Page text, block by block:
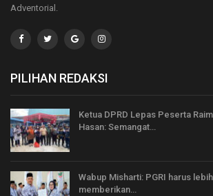
Adventorial.
PILIHAN REDAKSI
Ketua DPRD Lepas Peserta
Hasan: Semangat…
Wabup Misharti: PGRI harus
memberikan…